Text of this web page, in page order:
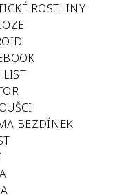
ROSTLINY
LIST
BEZDÍNEK